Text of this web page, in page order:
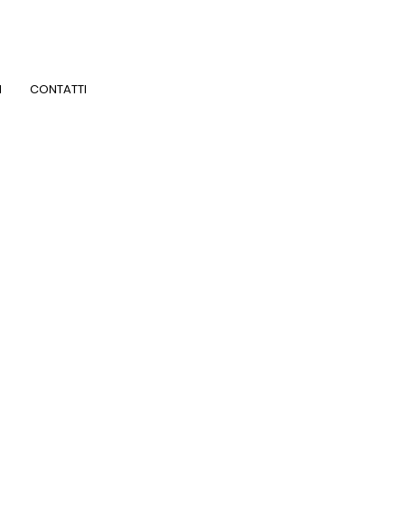
CONTATTI